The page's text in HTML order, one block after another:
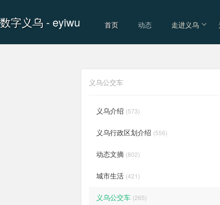
数字义乌 - eyiwu 首页 动态 走进义乌
义乌公交车
义乌介绍 (573)
义乌行政区划介绍 (556)
动态文摘 (802)
城市生活 (421)
义乌公交车 (265)